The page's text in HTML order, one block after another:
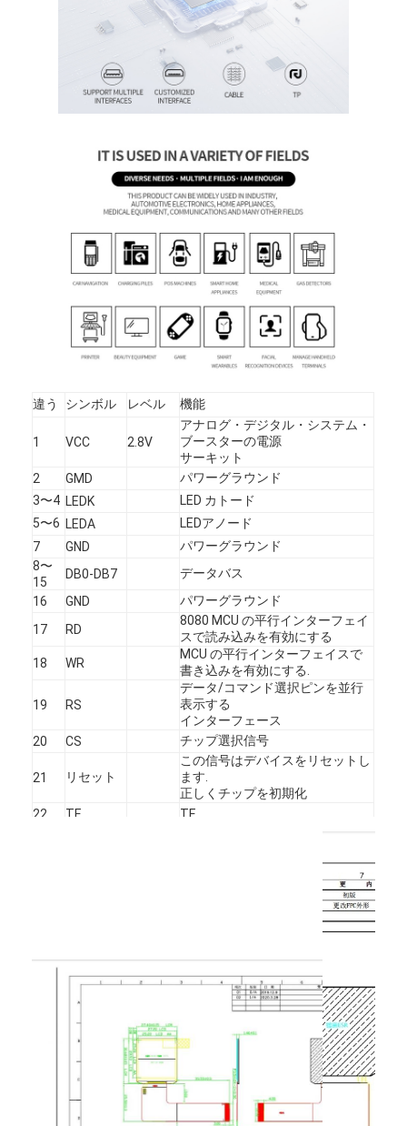
ビデオ
私たちについて
品質管理
お問い合わせ
事件
引金 を 求め て ください
TFT LCD ディスプレイ
スクウェアLCDディスプレイ
円形液晶ディスプレイ
EインクEpaperの表示
TF TFT LCD ディスプレイ
産業LCDのモニター
小型TFTディスプレイ
違う シンボル レベル 機能
1 VCC 2.8V
アナログ・デジタル・システム・
ブースターの電源
サーキット
2
GMD
パワーグラウンド
3〜4 LEDK
LED カトード
5〜6 LEDA
LEDアノード
7
GND
パワーグラウンド
8〜
15
DB0-DB7
データバス
16
GND
パワーグラウンド
17
RD
8080 MCU の平行インターフェイ
スで読み込みを有効にする
18
WR
MCU の平行インターフェイスで
書き込みを有効にする.
19 RS
データ/コマンド選択ピンを並行
表示する
インターフェース
20
CS チップ選択信号
21 リセット
この信号はデバイスをリセットし
ます.
正しくチップを初期化
22
TE
TE